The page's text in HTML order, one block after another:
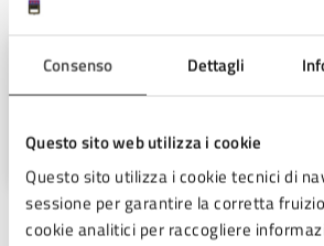
Consenso Dettagli
Questo sito web utilizza i cookie
Questo sito utilizza i cookie tecnici di
sessione per garantire la corretta
cookie analitici per raccogliere
Ufficio Stampa
47521